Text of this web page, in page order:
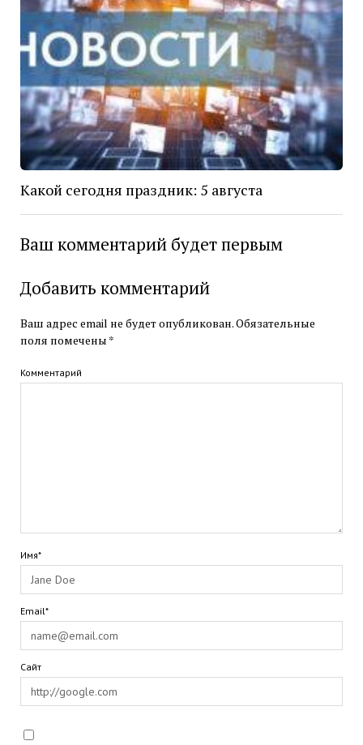
Какой сегодня праздник: 5 августа
Ваш комментарий будет первым
Добавить комментарий
Ваш адрес email не будет опубликован.Обязательные
поля помечены *
Комментарий
Имя*
Email*
Сайт